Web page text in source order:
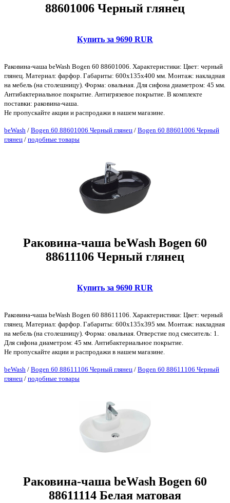
88601006 Черный глянец
Купить за 9690 RUR
Раковина-чаша beWash Bogen 60 88601006. Характеристики: Цвет: черный
глянец. Материал: фарфор. Габариты: 600х135х400 мм. Монтаж: накладная
на мебель (на столешницу). Форма: овальная. Для сифона диаметром: 45 мм.
Антибактериальное покрытие. Антигрязевое покрытие. В комплекте
поставки: раковина-чаша.
Не пропускайте акции и распродажи в нашем магазине.
beWash / Bogen 60 88601006 Черный глянец / Bogen 60 88601006 Черный
глянец / подобные товары
Раковина-чаша beWash Bogen 60
88611106 Черный глянец
Купить за 9690 RUR
Раковина-чаша beWash Bogen 60 88611106. Характеристики: Цвет: черный
глянец. Материал: фарфор. Габариты: 600х135х395 мм. Монтаж: накладная
на мебель (на столешницу). Форма: овальная. Отверстие под смеситель: 1.
Для сифона диаметром: 45 мм. Антибактериальное покрытие.
Не пропускайте акции и распродажи в нашем магазине.
beWash / Bogen 60 88611106 Черный глянец / Bogen 60 88611106 Черный
глянец / подобные товары
Раковина-чаша beWash Bogen 60
88611114 Белая матовая